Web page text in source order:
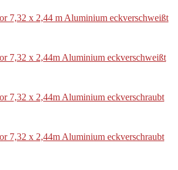
7,32 x 2,44 m Aluminium eckverschweißt
7,32 x 2,44m Aluminium eckverschweißt
7,32 x 2,44m Aluminium eckverschraubt
7,32 x 2,44m Aluminium eckverschraubt